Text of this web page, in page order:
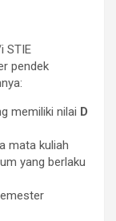
STIE
pendek
memiliki nilai D
mata kuliah
yang berlaku